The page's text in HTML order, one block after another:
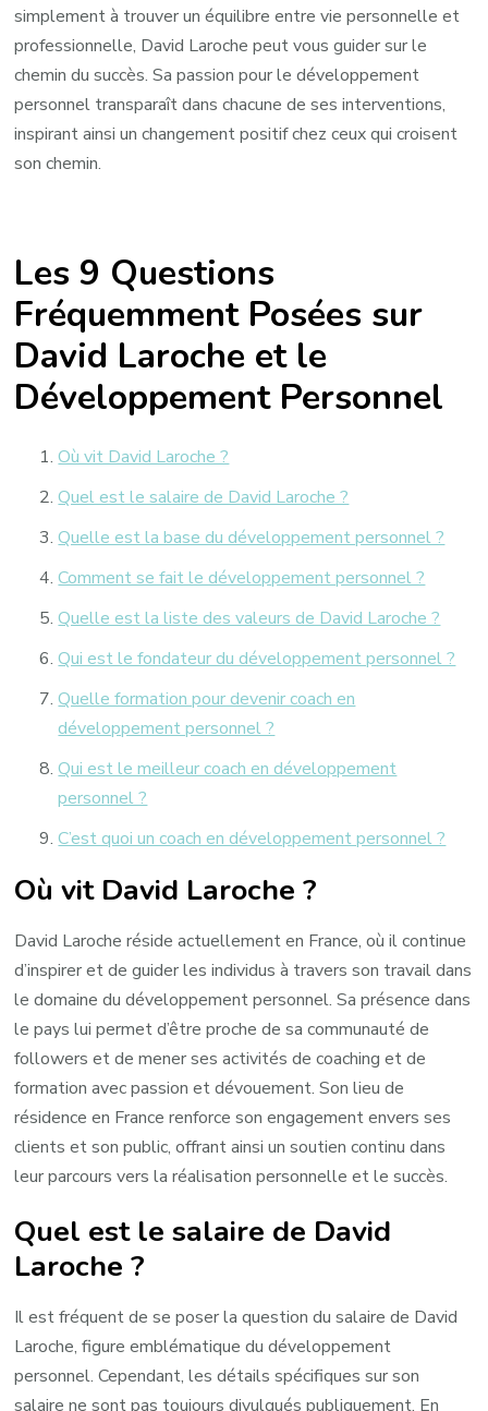
simplement à trouver un équilibre entre vie personnelle et
professionnelle, David Laroche peut vous guider sur le
chemin du succès. Sa passion pour le développement
personnel transparaît dans chacune de ses interventions,
inspirant ainsi un changement positif chez ceux qui croisent
son chemin.
Les 9 Questions
Fréquemment Posées sur
David Laroche et le
Développement Personnel
Où vit David Laroche ?
Quel est le salaire de David Laroche ?
Quelle est la base du développement personnel ?
Comment se fait le développement personnel ?
Quelle est la liste des valeurs de David Laroche ?
Qui est le fondateur du développement personnel ?
Quelle formation pour devenir coach en
développement personnel ?
Qui est le meilleur coach en développement
personnel ?
C’est quoi un coach en développement personnel ?
Où vit David Laroche ?
David Laroche réside actuellement en France, où il continue
d’inspirer et de guider les individus à travers son travail dans
le domaine du développement personnel. Sa présence dans
le pays lui permet d’être proche de sa communauté de
followers et de mener ses activités de coaching et de
formation avec passion et dévouement. Son lieu de
résidence en France renforce son engagement envers ses
clients et son public, offrant ainsi un soutien continu dans
leur parcours vers la réalisation personnelle et le succès.
Quel est le salaire de David
Laroche ?
Il est fréquent de se poser la question du salaire de David
Laroche, figure emblématique du développement
personnel. Cependant, les détails spécifiques sur son
salaire ne sont pas toujours divulgués publiquement. En